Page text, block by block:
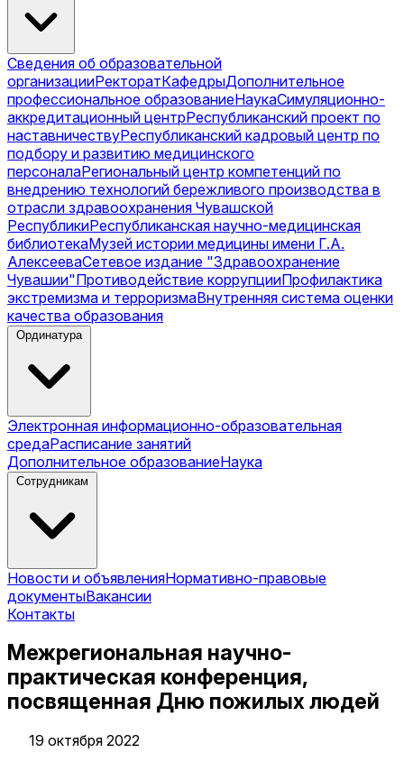
Сведения об образовательной
организацииРекторатКафедрыДополнительное
профессиональное образованиеНаукаСимуляционно-
аккредитационный центрРеспубликанский проект по
наставничествуРеспубликанский кадровый центр по
подбору и развитию медицинского
персоналаРегиональный центр компетенций по
внедрению технологий бережливого производства в
отрасли здравоохранения Чувашской
РеспубликиРеспубликанская научно-медицинская
библиотекаМузей истории медицины имени Г.А.
АлексееваСетевое издание "Здравоохранение
Чувашии"Противодействие коррупцииПрофилактика
экстремизма и терроризмаВнутренняя система оценки
качества образования
Ординатура
Электронная информационно-образовательная
средаРасписание занятий
Дополнительное образованиеНаука
Сотрудникам
Новости и объявленияНормативно-правовые
документыВакансии
Контакты
Межрегиональная научно-
практическая конференция,
посвященная Дню пожилых людей
19 октября 2022